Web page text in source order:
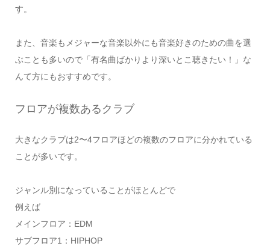
す。
また、音楽もメジャーな音楽以外にも音楽好きのための曲を選
ぶことも多いので「有名曲ばかりより深いとこ聴きたい！」な
んて方にもおすすめです。
フロアが複数あるクラブ
大きなクラブは2〜4フロアほどの複数のフロアに分かれている
ことが多いです。
ジャンル別になっていることがほとんどで
例えば
メインフロア：EDM
サブフロア1：HIPHOP